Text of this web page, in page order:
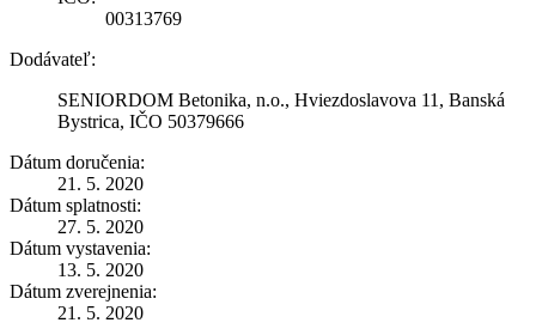
00313769
Dodávateľ:
SENIORDOM Betonika, n.o., Hviezdoslavova 11, Banská
Bystrica, IČO 50379666
Dátum doručenia:
21. 5. 2020
Dátum splatnosti:
27. 5. 2020
Dátum vystavenia:
13. 5. 2020
Dátum zverejnenia:
21. 5. 2020